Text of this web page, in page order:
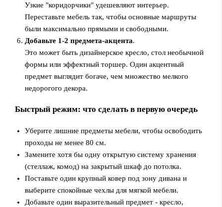
Узкие "коридорчики" удешевляют интерьер.
Переставьте мебель так, чтобы основные маршруты
были максимально прямыми и свободными.
Добавьте 1-2 предмета-акцента.
Это может быть дизайнерское кресло, стол необычной
формы или эффектный торшер. Один акцентный
предмет выглядит богаче, чем множество мелкого
недорогого декора.
Быстрый режим: что сделать в первую очередь
Уберите лишние предметы мебели, чтобы освободить
проходы не менее 80 см.
Замените хотя бы одну открытую систему хранения
(стеллаж, комод) на закрытый шкаф до потолка.
Поставьте один крупный ковер под зону дивана и
выберите спокойные чехлы для мягкой мебели.
Добавьте один выразительный предмет - кресло,